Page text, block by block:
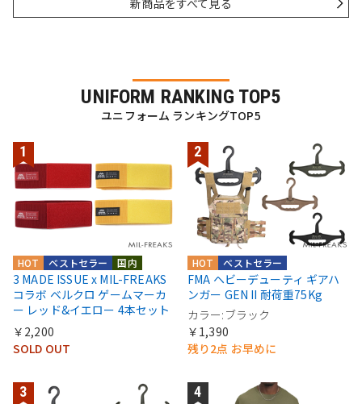
UNIFORM RANKING TOP5
ユニフォーム ランキングTOP5
国内
ベストセラー
HOT
3 MADE ISSUE x MIL-FREAKS
コラボ ベルクロ ゲームマーカ
ー レッド&イエロー 4本セット
￥2,200
SOLD OUT
ベストセラー
HOT
FMA ヘビーデューティ ギアハ
ンガー GEN II 耐荷重75Kg
カラー:ブラック
￥1,390
残り2点 お早めに